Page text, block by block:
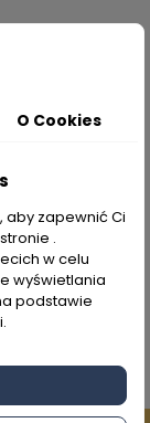
na
w dziale
O Cookies
aby zapewnić Ci
.
w celu
wyświetlania
podstawie